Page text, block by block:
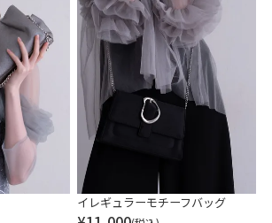
イレギュラーモチーフバッグ